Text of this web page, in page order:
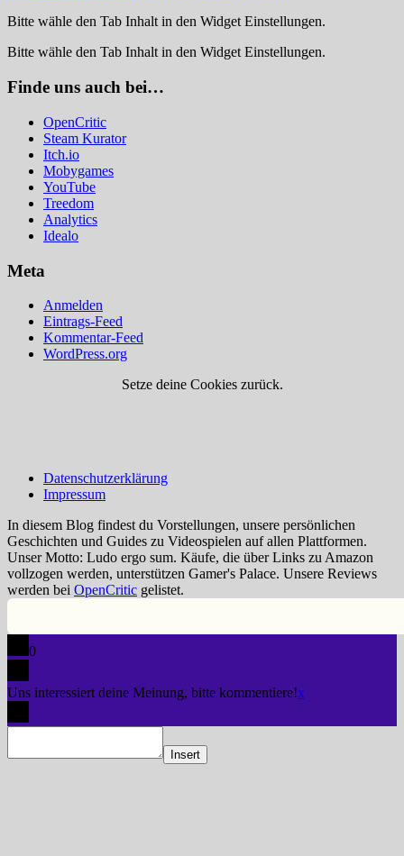
Bitte wähle den Tab Inhalt in den Widget Einstellungen.
Bitte wähle den Tab Inhalt in den Widget Einstellungen.
Finde uns auch bei…
OpenCritic
Steam Kurator
Itch.io
Mobygames
YouTube
Treedom
Analytics
Idealo
Meta
Anmelden
Eintrags-Feed
Kommentar-Feed
WordPress.org
Setze deine Cookies zurück.
Datenschutzerklärung
Impressum
In diesem Blog findest du Vorstellungen, unsere persönlichen
Geschichten und Guides zu Videospielen auf allen Plattformen.
Unser Motto: Ludo ergo sum. Käufe, die über Links zu Amazon
vollzogen werden, unterstützen Gamer's Palace. Unsere Reviews
werden bei OpenCritic gelistet.
0
Uns interessiert deine Meinung, bitte kommentiere!x
Insert